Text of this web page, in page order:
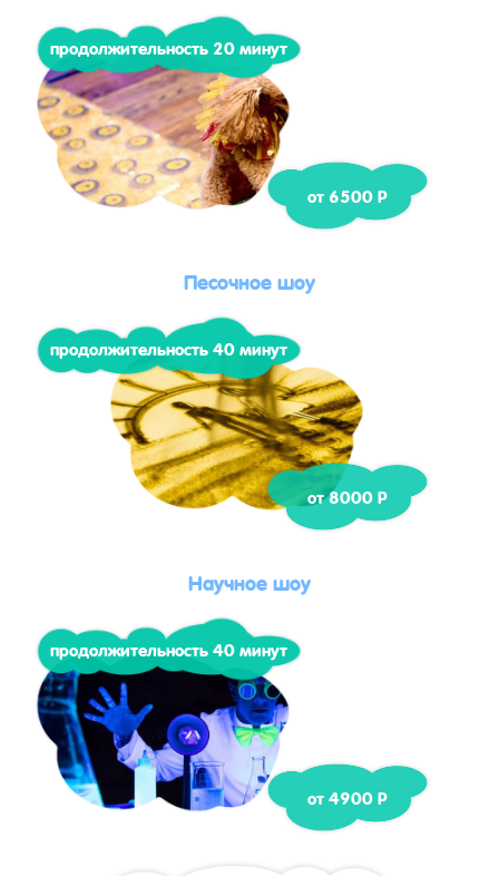
продолжительность 20 минут
от 6500 Р
Песочное шоу
продолжительность 40 минут
от 8000 Р
Научное шоу
продолжительность 40 минут
от 4900 Р